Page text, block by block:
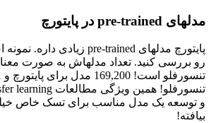
مدلهای pre-trained در پایتورچ
پایتورچ مدلهای pre-trained زیادی داره. نمونه اش برید
رو بررسی کنید. تعداد مدلهاش به صورت
و توسعه یک مدل مناسب برای تسک خاص
بیافته!